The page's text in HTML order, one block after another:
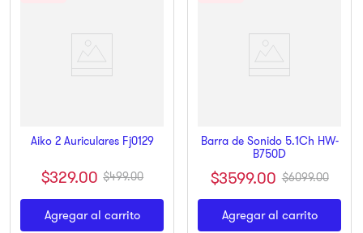
Aiko 2 Auriculares Fj0129
$329.00 $499.00
Agregar al carrito
Barra de Sonido 5.1Ch HW-
B750D
$3599.00 $6099.00
Agregar al carrito